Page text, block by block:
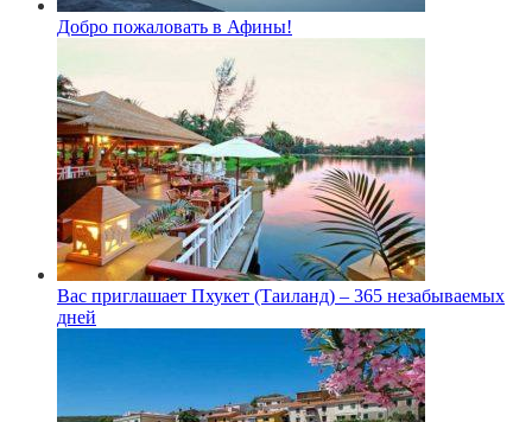
Добро пожаловать в Афины!
Вас приглашает Пхукет (Таиланд) – 365 незабываемых
дней